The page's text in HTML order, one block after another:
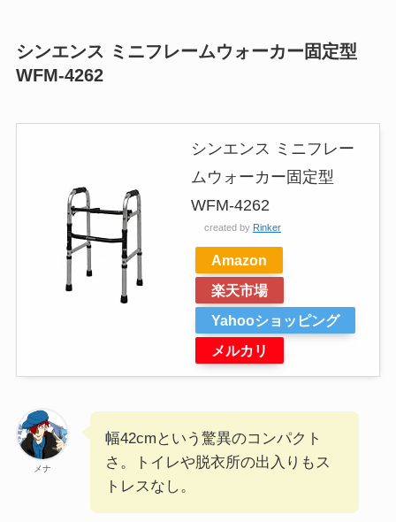
シンエンス ミニフレームウォーカー固定型
WFM-4262
シンエンス ミニフレー
ムウォーカー固定型
WFM-4262
created by Rinker
Amazon
楽天市場
Yahooショッピング
メルカリ
メナ
幅42cmという驚異のコンパクト
さ。トイレや脱衣所の出入りもス
トレスなし。